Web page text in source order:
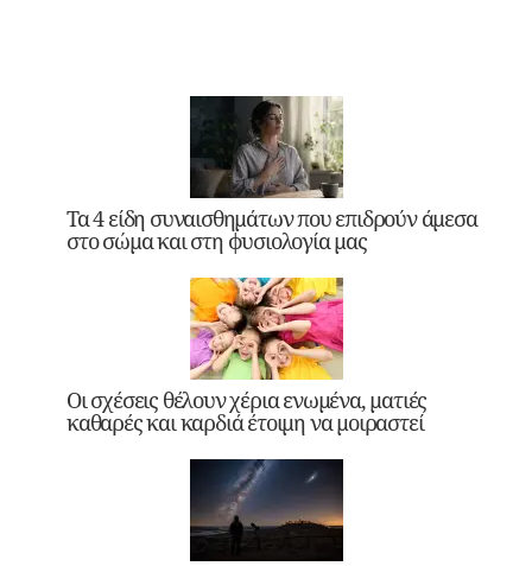
Τα 4 είδη συναισθημάτων που επιδρούν άμεσα
στο σώμα και στη φυσιολογία μας
Οι σχέσεις θέλουν χέρια ενωμένα, ματιές
καθαρές και καρδιά έτοιμη να μοιραστεί